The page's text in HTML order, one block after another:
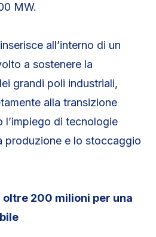
MW.
all’interno di un
a sostenere la
grandi poli industriali,
alla transizione
l’impiego di tecnologie
produzione e lo stoccaggio
200 milioni per una